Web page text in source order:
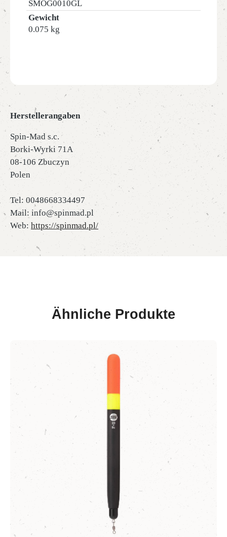
SMOG0010GL
Gewicht
0.075 kg
Herstellerangaben
Spin-Mad s.c.
Borki-Wyrki 71A
08-106 Zbuczyn
Polen
Tel: 0048668334497
Mail: info@spinmad.pl
Web: https://spinmad.pl/
Ähnliche Produkte
Produktgalerie überspringen